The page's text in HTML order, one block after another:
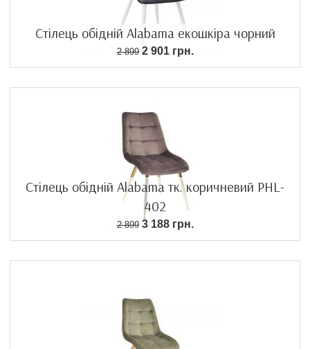
Стілець обідній Alabama екошкіра чорний
2 8992 901 грн.
Стілець обідній Alabama тк. коричневий PHL-
402
2 8993 188 грн.